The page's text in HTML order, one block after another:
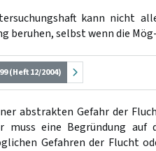
kann nicht
beruhen, selbst wenn die Mög-
(Heft 12/2004)
abstrakten Gefahr der
muss eine Begründung auf
Gefahren der Flucht